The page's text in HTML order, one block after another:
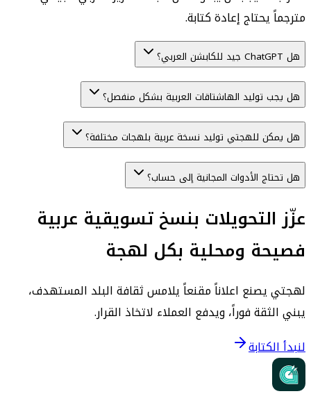
مترجماً يحتاج إعادة كتابة.
هل ChatGPT جيد للكابشن العربي؟
هل يجب توليد الهاشتاقات العربية بشكل منفصل؟
هل يمكن للهجتي توليد نسخة عربية بلهجات مختلفة؟
هل تحتاج الأدوات المجانية إلى حساب؟
عزّز التحويلات بنسخ تسويقية عربية
فصيحة ومحلية بكل لهجة
لهجتي يصنع اعلاناً مقنعاً يلامس ثقافة البلد المستهدف،
يبني الثقة فوراً، ويدفع العملاء لاتخاذ القرار.
لنبدأ الكتابة